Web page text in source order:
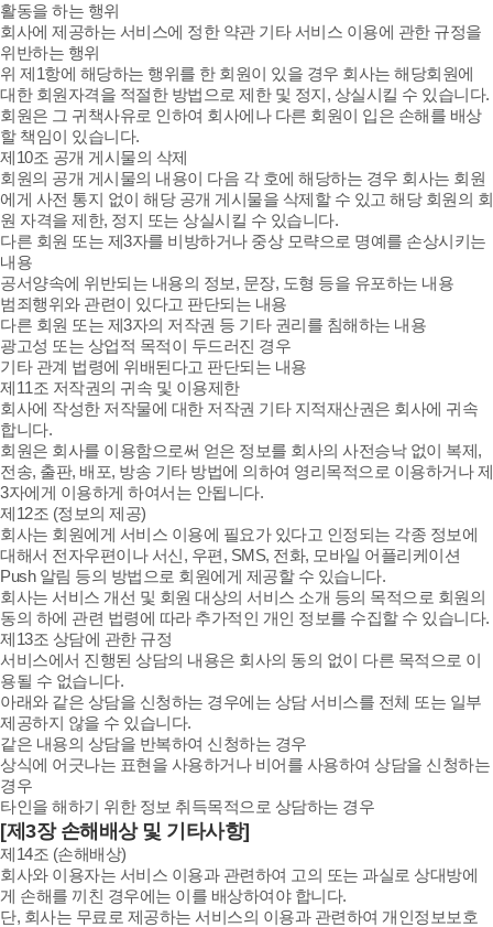
활동을 하는 행위
회사에 제공하는 서비스에 정한 약관 기타 서비스 이용에 관한 규정을
위반하는 행위
위 제1항에 해당하는 행위를 한 회원이 있을 경우 회사는 해당회원에
대한 회원자격을 적절한 방법으로 제한 및 정지, 상실시킬 수 있습니다.
회원은 그 귀책사유로 인하여 회사에나 다른 회원이 입은 손해를 배상
할 책임이 있습니다.
제10조 공개 게시물의 삭제
회원의 공개 게시물의 내용이 다음 각 호에 해당하는 경우 회사는 회원
에게 사전 통지 없이 해당 공개 게시물을 삭제할 수 있고 해당 회원의 회
원 자격을 제한, 정지 또는 상실시킬 수 있습니다.
다른 회원 또는 제3자를 비방하거나 중상 모략으로 명예를 손상시키는
내용
공서양속에 위반되는 내용의 정보, 문장, 도형 등을 유포하는 내용
범죄행위와 관련이 있다고 판단되는 내용
다른 회원 또는 제3자의 저작권 등 기타 권리를 침해하는 내용
광고성 또는 상업적 목적이 두드러진 경우
기타 관계 법령에 위배된다고 판단되는 내용
제11조 저작권의 귀속 및 이용제한
회사에 작성한 저작물에 대한 저작권 기타 지적재산권은 회사에 귀속
합니다.
회원은 회사를 이용함으로써 얻은 정보를 회사의 사전승낙 없이 복제,
전송, 출판, 배포, 방송 기타 방법에 의하여 영리목적으로 이용하거나 제
3자에게 이용하게 하여서는 안됩니다.
제12조 (정보의 제공)
회사는 회원에게 서비스 이용에 필요가 있다고 인정되는 각종 정보에
대해서 전자우편이나 서신, 우편, SMS, 전화, 모바일 어플리케이션
Push 알림 등의 방법으로 회원에게 제공할 수 있습니다.
회사는 서비스 개선 및 회원 대상의 서비스 소개 등의 목적으로 회원의
동의 하에 관련 법령에 따라 추가적인 개인 정보를 수집할 수 있습니다.
제13조 상담에 관한 규정
서비스에서 진행된 상담의 내용은 회사의 동의 없이 다른 목적으로 이
용될 수 없습니다.
아래와 같은 상담을 신청하는 경우에는 상담 서비스를 전체 또는 일부
제공하지 않을 수 있습니다.
같은 내용의 상담을 반복하여 신청하는 경우
상식에 어긋나는 표현을 사용하거나 비어를 사용하여 상담을 신청하는
경우
타인을 해하기 위한 정보 취득목적으로 상담하는 경우
[제3장 손해배상 및 기타사항]
제14조 (손해배상)
회사와 이용자는 서비스 이용과 관련하여 고의 또는 과실로 상대방에
게 손해를 끼친 경우에는 이를 배상하여야 합니다.
단, 회사는 무료로 제공하는 서비스의 이용과 관련하여 개인정보보호